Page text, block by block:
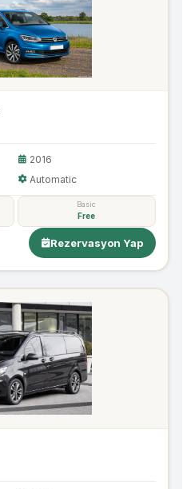
2016
Automatic
Basic
Free
Rezervasyon Yap